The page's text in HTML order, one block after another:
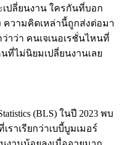
ปลี่ยนงาน ใครกันที่บอก
ความคิดเหล่านี้ถูกส่งต่อมา
าว่า คนเจเนอเรชั่นไหนที่
ที่ไม่นิยมเปลี่ยนงานเลย
(BLS) ในปี 2023 พบ
ราเรียกว่าเบบี้บูมเมอร์